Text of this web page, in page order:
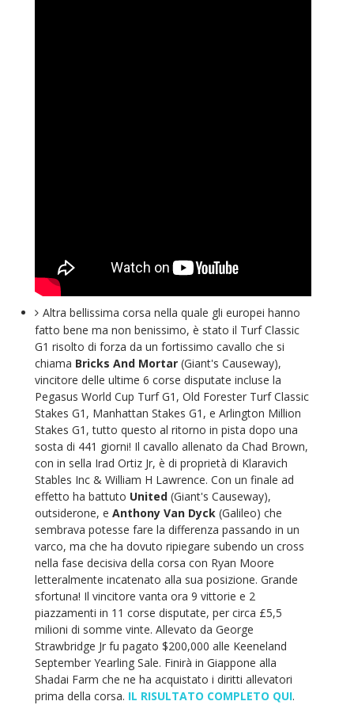
Altra bellissima corsa nella quale gli europei hanno
fatto bene ma non benissimo, è stato il Turf Classic
G1 risolto di forza da un fortissimo cavallo che si
chiama Bricks And Mortar(Giant's Causeway),
vincitore delle ultime 6 corse disputate incluse la
Pegasus World Cup Turf G1, Old Forester Turf Classic
Stakes G1, Manhattan Stakes G1, e Arlington Million
Stakes G1, tutto questo al ritorno in pista dopo una
sosta di 441 giorni! Il cavallo allenato da Chad Brown,
con in sella Irad Ortiz Jr, è di proprietà di Klaravich
Stables Inc & William H Lawrence. Con un finale ad
effetto ha battuto United(Giant's Causeway),
outsiderone, e Anthony Van Dyck (Galileo) che
sembrava potesse fare la differenza passando in un
varco, ma che ha dovuto ripiegare subendo un cross
nella fase decisiva della corsa con Ryan Moore
letteralmente incatenato alla sua posizione. Grande
sfortuna! Il vincitore vanta ora 9 vittorie e 2
piazzamenti in 11 corse disputate, per circa £5,5
milioni di somme vinte. Allevato da George
Strawbridge Jr fu pagato $200,000 alle Keeneland
September Yearling Sale. Finirà in Giappone alla
Shadai Farm che ne ha acquistato i diritti allevatori
prima della corsa. IL RISULTATO COMPLETO QUI.